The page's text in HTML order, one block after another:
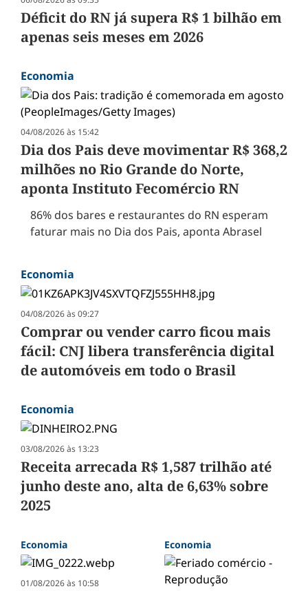
Déficit do RN já supera R$ 1 bilhão em
apenas seis meses em 2026
Economia
04/08/2026 às 15:42
Dia dos Pais deve movimentar R$ 368,2
milhões no Rio Grande do Norte,
aponta Instituto Fecomércio RN
86% dos bares e restaurantes do RN esperam
faturar mais no Dia dos Pais, aponta Abrasel
Economia
04/08/2026 às 09:27
Comprar ou vender carro ficou mais
fácil: CNJ libera transferência digital
de automóveis em todo o Brasil
Economia
03/08/2026 às 13:23
Receita arrecada R$ 1,587 trilhão até
junho deste ano, alta de 6,63% sobre
2025
Economia
01/08/2026 às 10:58
Economia